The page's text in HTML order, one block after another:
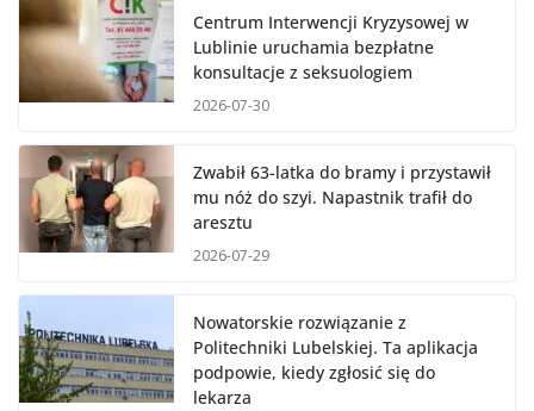
Centrum Interwencji Kryzysowej w
Lublinie uruchamia bezpłatne
konsultacje z seksuologiem
2026-07-30
Zwabił 63-latka do bramy i przystawił
mu nóż do szyi. Napastnik trafił do
aresztu
2026-07-29
Nowatorskie rozwiązanie z
Politechniki Lubelskiej. Ta aplikacja
podpowie, kiedy zgłosić się do
lekarza